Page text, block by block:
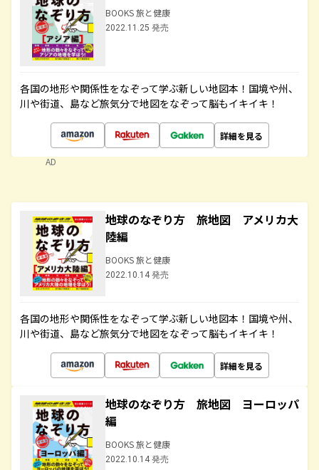
BOOKS 旅と健康
2022.11.25 発売
各国の地形や関係性をなぞって学ぶ新しい地図本！国境や州、
川や街道、島など旅気分で地図をなぞって脳もイキイキ！
詳細を見る
AD
地球のなぞり方 旅地図 アメリカ大
陸編
BOOKS 旅と健康
2022.10.14 発売
各国の地形や関係性をなぞって学ぶ新しい地図本！国境や州、
川や街道、島など旅気分で地図をなぞって脳もイキイキ！
詳細を見る
地球のなぞり方 旅地図 ヨーロッパ
編
BOOKS 旅と健康
2022.10.14 発売